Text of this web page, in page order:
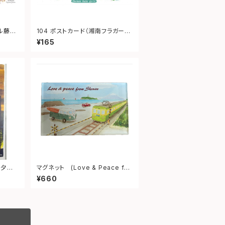
藤
104 ポストカード（湘南フラガー
ル）
¥165
マグネット (Love & Peace fro
m shonan)
¥660